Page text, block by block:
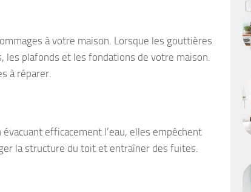
à votre maison. Lorsque les gouttières
les plafonds et les fondations de votre maison.
à réparer.
efficacement l’eau, elles empêchent
la structure du toit et entraîner des fuites.